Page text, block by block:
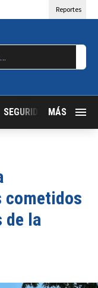
Reportes
SEGURIDAD JALISCO
MÁS
de la